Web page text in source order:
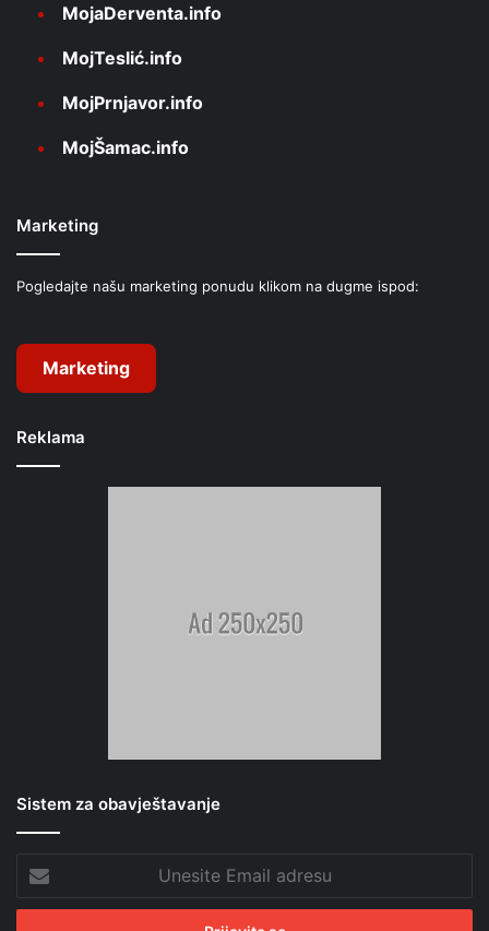
MojaDerventa.info
MojTeslić.info
MojPrnjavor.info
MojŠamac.info
Marketing
Pogledajte našu marketing ponudu klikom na dugme ispod:
Marketing
Reklama
Sistem za obavještavanje
Email
adresu